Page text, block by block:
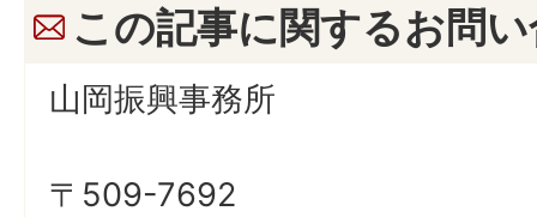
この記事に関するお問
山岡振興事務所
〒509-7692